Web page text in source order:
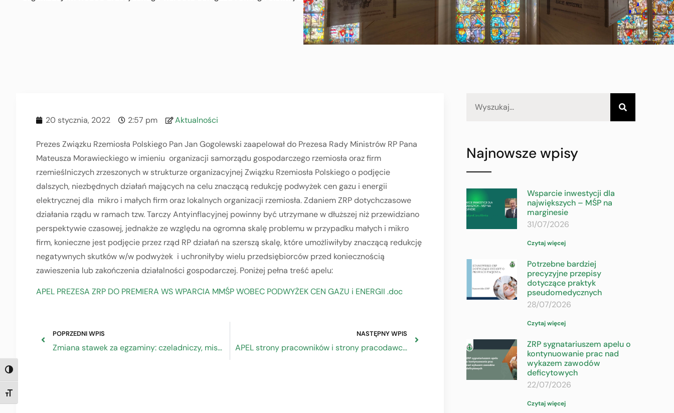
TOGGLE HIGH CONTRAST
TOGGLE FONT SIZE
20 stycznia, 2022 2:57 pm Aktualności
Prezes Związku Rzemiosła Polskiego Pan Jan Gogolewski zaapelował do Prezesa Rady Ministrów RP Pana
Mateusza Morawieckiego w imieniu organizacji samorządu gospodarczego rzemiosła oraz firm
rzemieślniczych zrzeszonych w strukturze organizacyjnej Związku Rzemiosła Polskiego o podjęcie
dalszych, niezbędnych działań mających na celu znaczącą redukcję podwyżek cen gazu i energii
elektrycznej dla mikro i małych firm oraz lokalnych organizacji rzemiosła. Zdaniem ZRP dotychczasowe
działania rządu w ramach tzw. Tarczy Antyinflacyjnej powinny być utrzymane w dłuższej niż przewidziano
perspektywie czasowej, jednakże ze względu na ogromna skalę problemu w przypadku małych i mikro
firm, konieczne jest podjęcie przez rząd RP działań na szerszą skalę, które umożliwiłyby znaczącą redukcję
negatywnych skutków w/w podwyżek i uchroniłyby wielu przedsiębiorców przed koniecznością
zawieszenia lub zakończenia działalności gospodarczej. Poniżej pełna treść apelu:
APEL PREZESA ZRP DO PREMIERA WS WPARCIA MMŚP WOBEC PODWYŻEK CEN GAZU i ENERGII .doc
POPRZEDNI WPIS
Zmiana stawek za egzaminy: czeladniczy, mistrzowski i sprawdzający
NASTĘPNY WPIS
APEL strony pracowników i strony pracodawców Rady Dialogu Społecznego w sprawie szczepień przeciw COVID–19
Najnowsze wpisy
Wsparcie inwestycji dla
największych – MŚP na
marginesie
31/07/2026
Czytaj więcej
Potrzebne bardziej
precyzyjne przepisy
dotyczące praktyk
pseudomedycznych
28/07/2026
Czytaj więcej
ZRP sygnatariuszem apelu o
kontynuowanie prac nad
wykazem zawodów
deficytowych
22/07/2026
Czytaj więcej